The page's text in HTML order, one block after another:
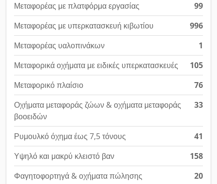
Μεταφορέας με πλατφόρμα εργασίας
99
Μεταφορέας με υπερκατασκευή κιβωτίου
996
Μεταφορέας υαλοπινάκων
1
Μεταφορικά οχήματα με ειδικές υπερκατασκευές
105
Μεταφορικό πλαίσιο
76
Οχήματα μεταφοράς ζώων & οχήματα μεταφοράς
βοοειδών
33
Ρυμουλκό όχημα έως 7,5 τόνους
41
Υψηλό και μακρύ κλειστό βαν
158
Φαγητοφορτηγά & οχήματα πώλησης
20